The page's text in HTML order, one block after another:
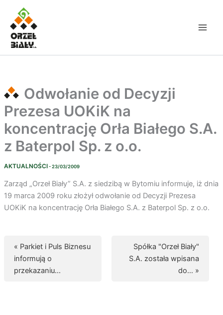
Przejdź
treści
Odwołanie od Decyzji
Prezesa UOKiK na
koncentrację Orła Białego S.A.
z Baterpol Sp. z o.o.
AKTUALNOŚCI- 23/03/2009
Zarząd „Orzeł Biały” S.A. z siedzibą w Bytomiu informuje, iż dnia
19 marca 2009 roku złożył odwołanie od Decyzji Prezesa
UOKiK na koncentrację Orła Białego S.A. z Baterpol Sp. z o.o.
« Parkiet i Puls Biznesu
informują o
przekazaniu…
Spółka "Orzeł Biały"
S.A. została wpisana
do… »